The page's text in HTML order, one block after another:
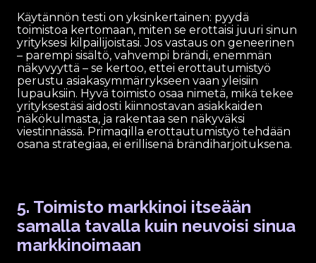
Käytännön testi on yksinkertainen: pyydä
toimistoa kertomaan, miten se erottaisi juuri sinun
yrityksesi kilpailijoistasi. Jos vastaus on geneerinen
– parempi sisältö, vahvempi brändi, enemmän
näkyvyyttä – se kertoo, ettei erottautumistyö
perustu asiakasymmärrykseen vaan yleisiin
lupauksiin. Hyvä toimisto osaa nimetä, mikä tekee
yrityksestäsi aidosti kiinnostavan asiakkaiden
näkökulmasta, ja rakentaa sen näkyväksi
viestinnässä. Primaqilla erottautumistyö tehdään
osana strategiaa, ei erillisenä brändiharjoituksena.
5. Toimisto markkinoi itseään
samalla tavalla kuin neuvoisi sinua
markkinoimaan